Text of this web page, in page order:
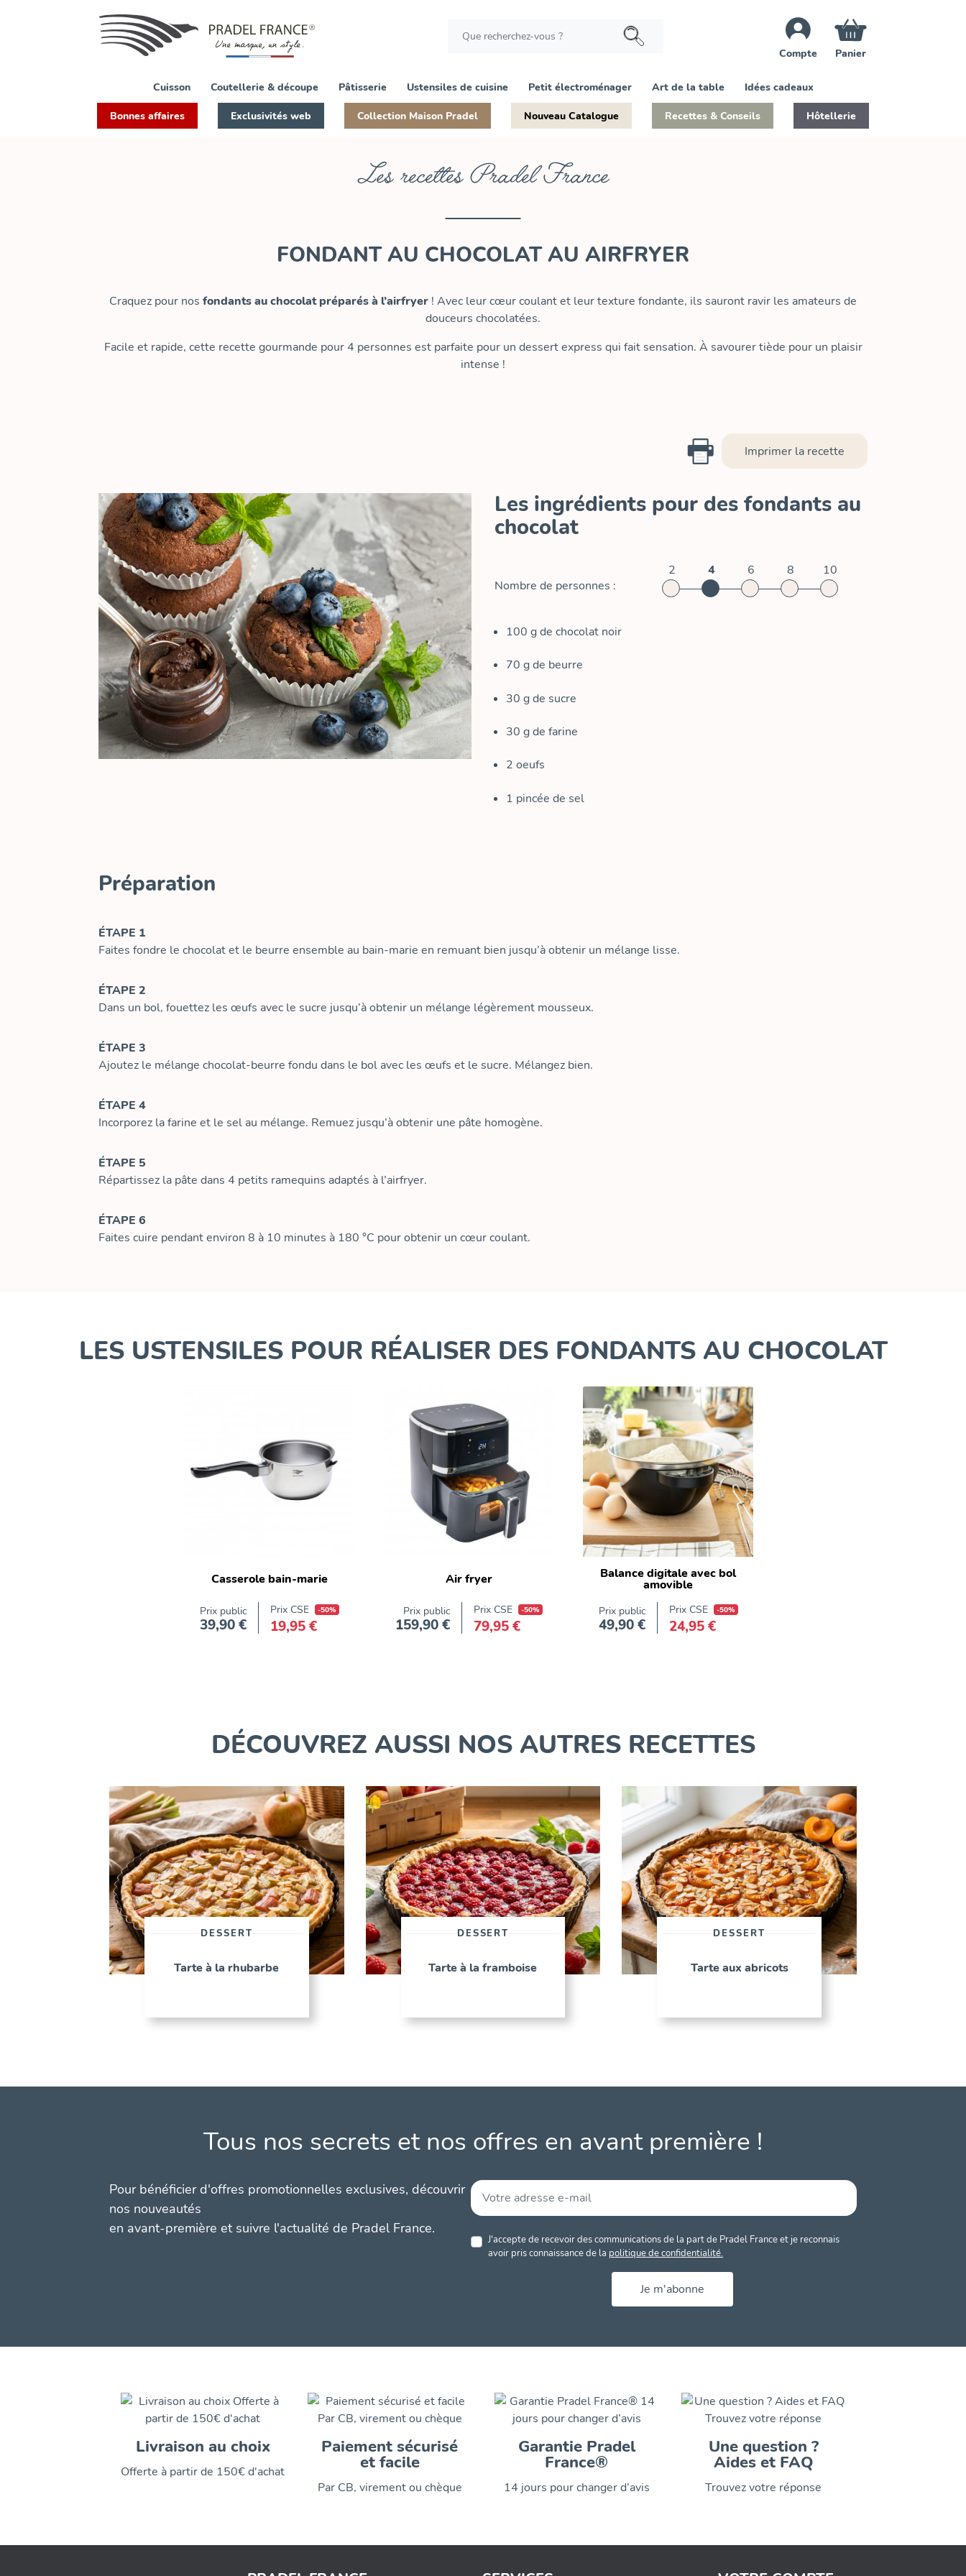
Compte Panier
Cuisson Coutellerie & découpe Pâtisserie Ustensiles de cuisine Petit électroménager Art de la table
Idées cadeaux
Bonnes affaires
Exclusivités web Collection Maison Pradel Nouveau Catalogue Recettes & Conseils Hôtellerie
Les recettes Pradel France
FONDANT AU CHOCOLAT AU AIRFRYER
Craquez pour nos fondants au chocolat préparésà l’airfryer ! Avec leur cœur coulant et leur texture fondante, ils sauront ravir les amateurs de
douceurs chocolatées.
Facile et rapide, cette recette gourmande pour 4 personnes est parfaite pour un dessert express qui fait sensation. À savourer tiède pour un plaisir
intense !
Imprimer la recette
Les ingrédients pour des fondants au
chocolat
Nombre de personnes :
2 4 6 8 10
100 gde chocolat noir
70 gde beurre
30 gde sucre
30 gde farine
2 oeufs
1 pincée de sel
Préparation
ÉTAPE 1
Faites fondre le chocolat et le beurre ensemble au bain-marie en remuant bien jusqu’à obtenir un mélange lisse.
ÉTAPE 2
Dans un bol, fouettez les œufs avec le sucre jusqu’à obtenir un mélange légèrement mousseux.
ÉTAPE 3
Ajoutez le mélange chocolat-beurre fondu dans le bol avec les œufs et le sucre. Mélangez bien.
ÉTAPE 4
Incorporez la farine et le sel au mélange. Remuez jusqu’à obtenir une pâte homogène.
ÉTAPE 5
Répartissez la pâte dans 4 petits ramequins adaptés à l’airfryer.
ÉTAPE 6
Faites cuire pendant environ 8 à 10 minutes à 180 °C pour obtenir un cœur coulant.
LES USTENSILES POUR RÉALISER DES FONDANTS AU CHOCOLAT
Casserole bain-marie
Prix public
Prix
39,90 €
Prix CSE -50%
19,95 €
Air fryer
Prix public
Prix
159,90 €
Prix CSE -50%
79,95 €
Balance digitale avec bol
amovible
Prix public
Prix
49,90 €
Prix CSE -50%
24,95 €
DÉCOUVREZ AUSSI NOS AUTRES RECETTES
DESSERT
Tarte à la rhubarbe
DESSERT
Tarte à la framboise
DESSERT
Tarte aux abricots
Tous nos secrets et nos offres en avant première !
Pour bénéficier d'offres promotionnelles exclusives, découvrir
nos nouveautés
en avant-première et suivre l'actualité de Pradel France.
J'accepte de recevoir des communications de la part de Pradel France et je reconnais
avoir pris connaissance de la politique de confidentialité.
Je m'abonne
Livraison au choix
Offerte à partir de 150€ d'achat
Paiement sécurisé
et facile
Par CB, virement ou chèque
Garantie Pradel
France®
14 jours pour changer d’avis
Une question ?
Aides et FAQ
Trouvez votre réponse